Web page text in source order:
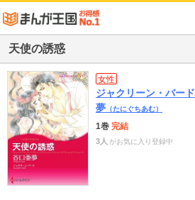
天使の誘惑
女性
ジャクリーン・バード
夢 （たにぐちあむ）
1巻 完結
3人 がお気に入り登録中